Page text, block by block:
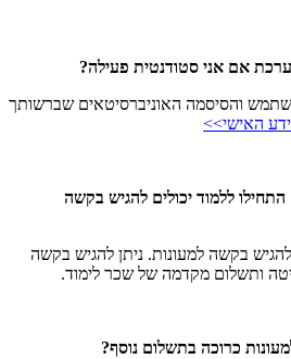
אם אני סטודנטית פעילה?
והסיסמה האוניברסיטאים שברשותך
האישי>>
ללמוד יכולים להגיש בקשה
בקשה למעונות. ניתן להגיש בקשה
ותשלום מקדמה של שכר לימוד.
כרוכה בתשלום נוסף?